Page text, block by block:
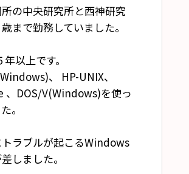
の中央研究所と西神研究
まで勤務していました。
以上です。
、 HP-UNIX、
、DOS/V(Windows)を使っ
。
ラブルが起こるWindows
しました。